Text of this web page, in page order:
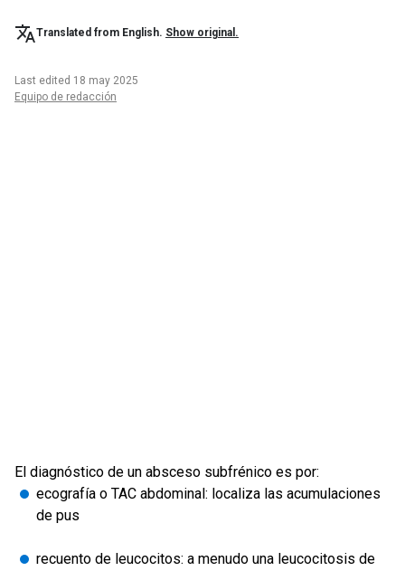
Translated from English. Show original.
Last edited 18 may 2025
Equipo de redacción
El diagnóstico de un absceso subfrénico es por:
ecografía o TAC abdominal: localiza las acumulaciones
de pus
recuento de leucocitos: a menudo una leucocitosis de